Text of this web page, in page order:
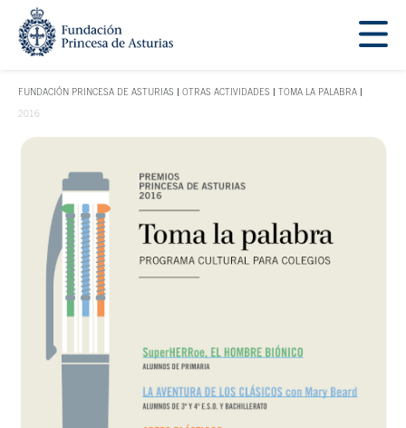
Saltar navegación. Ir directamente al contenido principal
FUNDACIÓN PRINCESA DE ASTURIAS
TECLA DE ACCESO 1
OTRAS ACTIVIDADES
TOMA LA PALABRA
2016
Contenido principal